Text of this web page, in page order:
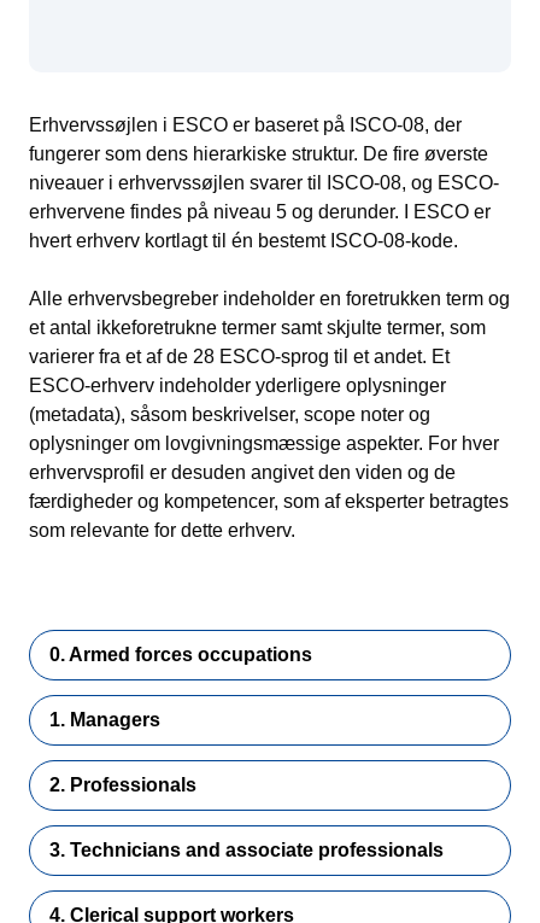
Erhvervssøjlen i ESCO er baseret på ISCO-08, der
fungerer som dens hierarkiske struktur. De fire øverste
niveauer i erhvervssøjlen svarer til ISCO-08, og ESCO-
erhvervene findes på niveau 5 og derunder. I ESCO er
hvert erhverv kortlagt til én bestemt ISCO-08-kode.
Alle erhvervsbegreber indeholder en foretrukken term og
et antal ikkeforetrukne termer samt skjulte termer, som
varierer fra et af de 28 ESCO-sprog til et andet. Et
ESCO-erhverv indeholder yderligere oplysninger
(metadata), såsom beskrivelser, scope noter og
oplysninger om lovgivningsmæssige aspekter. For hver
erhvervsprofil er desuden angivet den viden og de
færdigheder og kompetencer, som af eksperter betragtes
som relevante for dette erhverv.
0. Armed forces occupations
1. Managers
2. Professionals
3. Technicians and associate professionals
4. Clerical support workers